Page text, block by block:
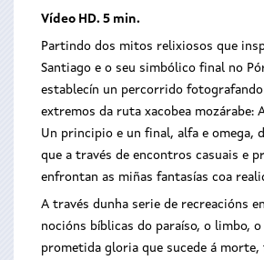
Vídeo HD. 5 min.
Partindo dos mitos relixiosos que
Santiago e o seu simbólico final no
establecín un percorrido
extremos da ruta xacobea mozárabe:
Un principio e un final, alfa e omega,
que a través de encontros casuais e
enfrontan as miñas fantasías coa
A través dunha serie de recreacións
nocións bíblicas do paraíso, o limbo,
prometida gloria que sucede á morte,